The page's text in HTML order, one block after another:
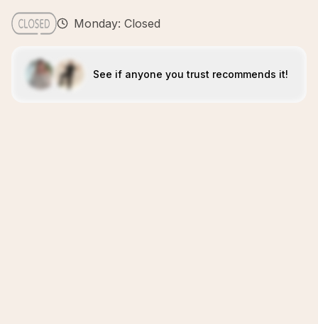
Monday: Closed
See if anyone you trust recommends it!